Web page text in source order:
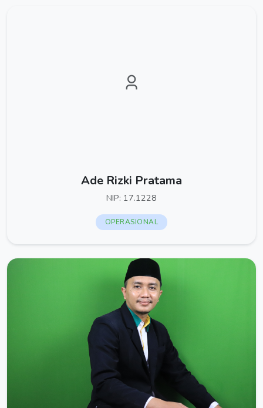
Ade Rizki Pratama
NIP: 17.1228
OPERASIONAL